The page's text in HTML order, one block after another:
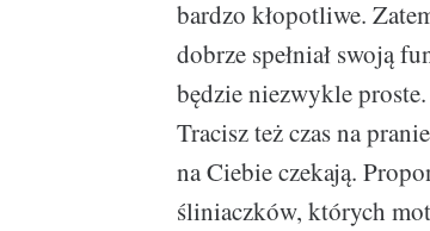
bardzo kłopotliwe.
dobrze spełniał swoją
będzie niezwykle
Tracisz też czas na
na Ciebie czekają.
śliniaczków, których